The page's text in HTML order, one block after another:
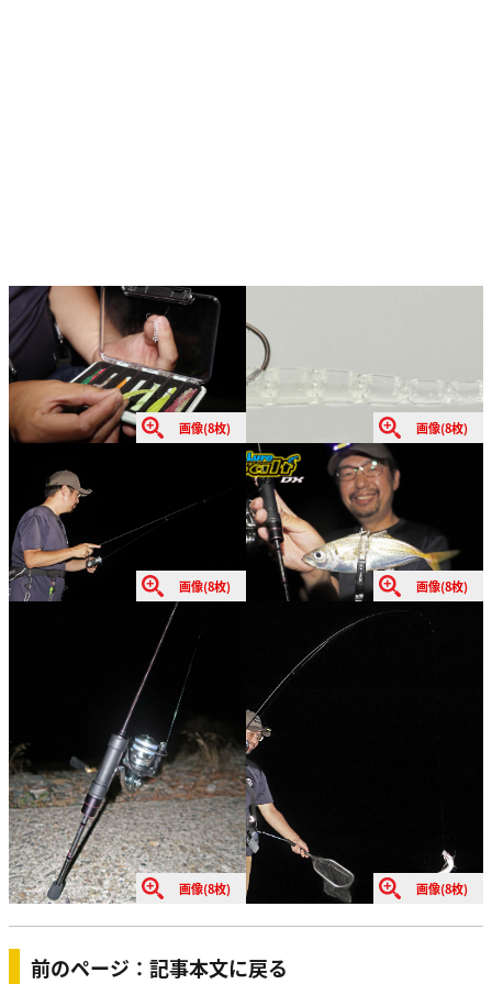
画像(8枚) 画像(8枚)
画像(8枚) 画像(8枚)
画像(8枚) 画像(8枚)
前のページ：記事本文に戻る